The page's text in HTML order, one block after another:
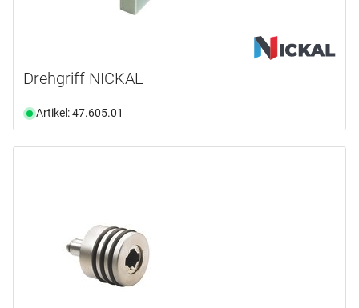
Drehgriff NICKAL
Artikel: 47.605.01